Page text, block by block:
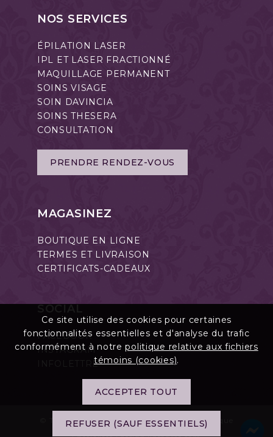
Ce site utilise des cookies pour certaines
fonctionnalités essentielles et d'analyse du trafic
conformément à notrepolitique relative aux fichiers
témoins (cookies).
ACCEPTER TOUT
REFUSER (SAUF ESSENTIELS)
NOS SERVICES
ÉPILATION LASER
IPL ET LASER FRACTIONNÉ
MAQUILLAGE PERMANENT
SOINS VISAGE
SOIN DAVINCIA
SOINS THESERA
CONSULTATION
PRENDRE RENDEZ-VOUS
MAGASINEZ
BOUTIQUE EN LIGNE
TERMES ET LIVRAISON
CERTIFICATS-CADEAUX
FACEBOOK
INSTAGRAM
INFOLETTRE
© Tous droits réservés Point de Beauté Esthétique